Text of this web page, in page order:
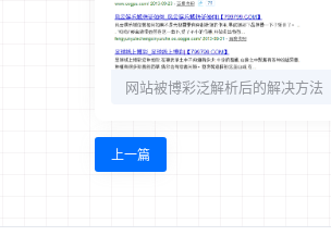
网站被博彩泛解析后的解决方法
上一篇